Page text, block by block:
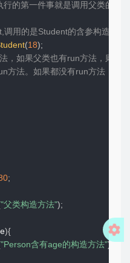
行的第一件事就是调用父类的无
调用的是Student的含参构造方
(18);
，如果父类也有run方法，则覆
方法。如果都没有run方法，就
;
"父类构造方法");
){
"Person含有age的构造方法") ;